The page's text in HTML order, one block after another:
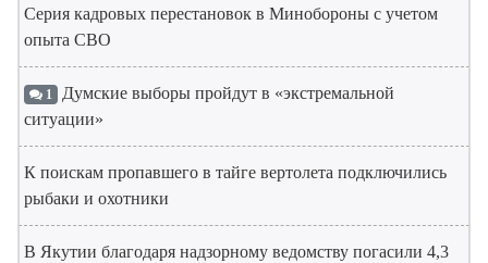
Серия кадровых перестановок в Минобороны с учетом
опыта СВО
1 Думские выборы пройдут в «экстремальной
ситуации»
К поискам пропавшего в тайге вертолета подключились
рыбаки и охотники
В Якутии благодаря надзорному ведомству погасили 4,3